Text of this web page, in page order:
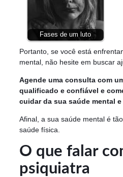
Fases de um luto
Portanto, se você está
mental, não hesite em buscar
Agende uma consulta com
qualificado e confiável e
cuidar da sua saúde mental
Afinal, a sua saúde mental é
saúde física.
O que falar
psiquiatra